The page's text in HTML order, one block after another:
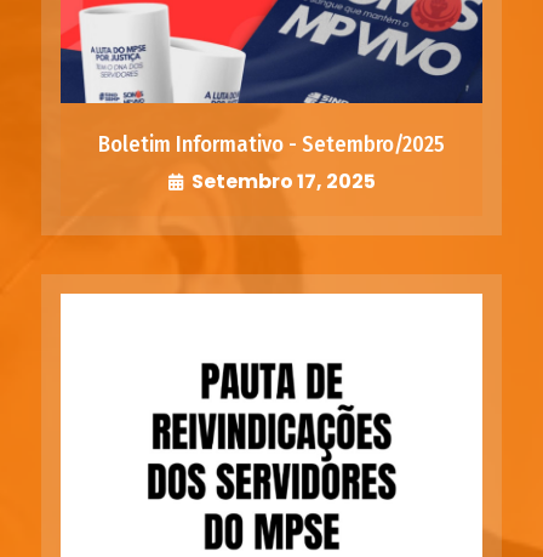
Boletim Informativo - Setembro/2025
Setembro 17, 2025